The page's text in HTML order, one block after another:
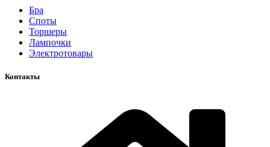
Бра
Споты
Торшеры
Лампочки
Электротовары
Контакты